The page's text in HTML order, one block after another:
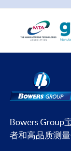
Bowers Group
者和高品质测量